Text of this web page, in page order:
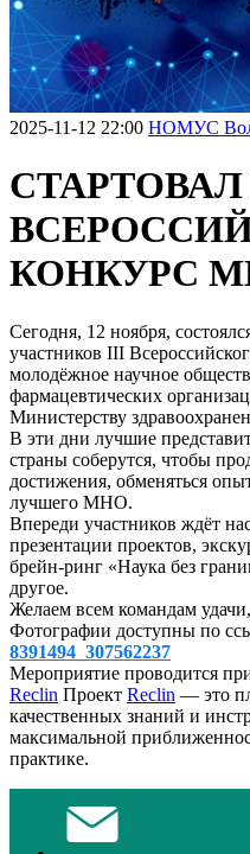
2025-11-12 22:00 НОМУС
КОНКУРС
Сегодня, 12 ноября,
участников III
молодёжное научное
фармацевтических
Министерству
В эти дни лучшие
страны соберутся, чтобы
достижения, обменяться
лучшего МНО.
Впереди участников ждёт
презентации проектов,
брейн-ринг «Наука без
другое.
Желаем всем командам
Фотографии доступны по
8391494_307562237
Мероприятие проводится
Reclin Проект Reclin — это
качественных знаний и
максимальной
практике.